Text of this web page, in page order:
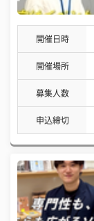
開催日時
開催場所
募集人数
申込締切